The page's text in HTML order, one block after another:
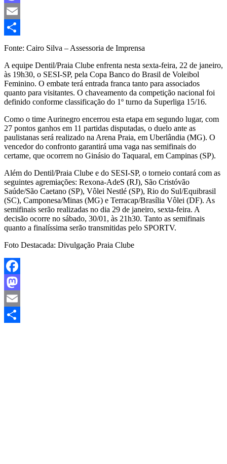
Mastodon
Email
Share
Fonte: Cairo Silva – Assessoria de Imprensa
A equipe Dentil/Praia Clube enfrenta nesta sexta-feira, 22 de janeiro,
às 19h30, o SESI-SP, pela Copa Banco do Brasil de Voleibol
Feminino. O embate terá entrada franca tanto para associados
quanto para visitantes. O chaveamento da competição nacional foi
definido conforme classificação do 1º turno da Superliga 15/16.
Como o time Aurinegro encerrou esta etapa em segundo lugar, com
27 pontos ganhos em 11 partidas disputadas, o duelo ante as
paulistanas será realizado na Arena Praia, em Uberlândia (MG). O
vencedor do confronto garantirá uma vaga nas semifinais do
certame, que ocorrem no Ginásio do Taquaral, em Campinas (SP).
Além do Dentil/Praia Clube e do SESI-SP, o torneio contará com as
seguintes agremiações: Rexona-AdeS (RJ), São Cristóvão
Saúde/São Caetano (SP), Vôlei Nestlé (SP), Rio do Sul/Equibrasil
(SC), Camponesa/Minas (MG) e Terracap/Brasília Vôlei (DF). As
semifinais serão realizadas no dia 29 de janeiro, sexta-feira. A
decisão ocorre no sábado, 30/01, às 21h30. Tanto as semifinais
quanto a finalíssima serão transmitidas pelo SPORTV.
Foto Destacada: Divulgação Praia Clube
Facebook
Mastodon
Email